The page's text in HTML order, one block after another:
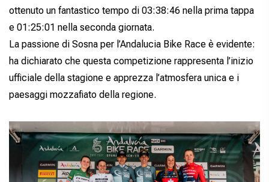
ottenuto un fantastico tempo di 03:38:46 nella prima tappa
e 01:25:01 nella seconda giornata.
La passione di Sosna per l’Andalucia Bike Race è evidente:
ha dichiarato che questa competizione rappresenta l’inizio
ufficiale della stagione e apprezza l’atmosfera unica e i
paesaggi mozzafiato della regione.